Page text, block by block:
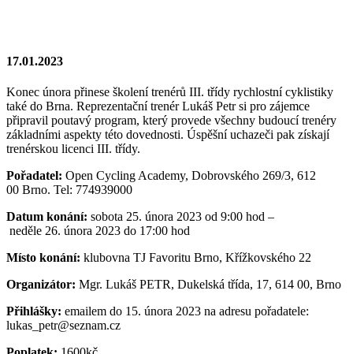
17.01.2023
Konec února přinese školení trenérů III. třídy rychlostní cyklistiky
také do Brna. Reprezentační trenér Lukáš Petr si pro zájemce
připravil poutavý program, který provede všechny budoucí trenéry
základními aspekty této dovednosti. Úspěšní uchazeči pak získají
trenérskou licenci III. třídy.
Pořadatel: Open Cycling Academy, Dobrovského 269/3, 612
00 Brno. Tel: 774939000
Datum konání: sobota 25. února 2023 od 9:00 hod –
neděle 26. února 2023 do 17:00 hod
Místo konání: klubovna TJ Favoritu Brno, Křížkovského 22
Organizátor: Mgr. Lukáš PETR, Dukelská třída, 17, 614 00, Brno
Přihlášky: emailem do 15. února 2023 na adresu pořadatele:
lukas_petr@seznam.cz